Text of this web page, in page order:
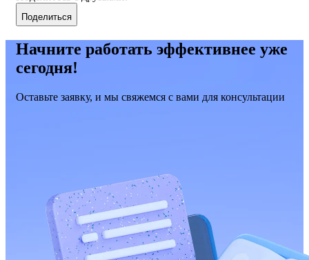
Поделиться
Начните работать эффективнее уже
сегодня!
Оставьте заявку, и мы свяжемся с вами для консультации